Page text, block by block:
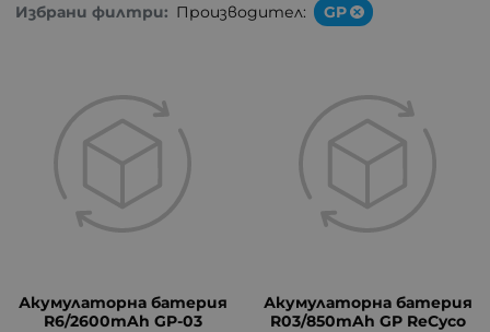
Избрани филтри: Производител: GP
Акумулаторна батерия
R6/2600mAh GP-03
Акумулаторна батерия
R03/850mAh GP ReCyco